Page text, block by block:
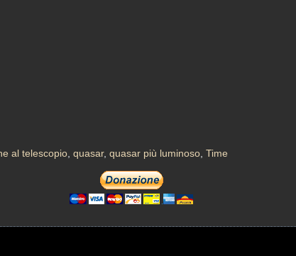
al telescopio, quasar, quasar più luminoso, Time